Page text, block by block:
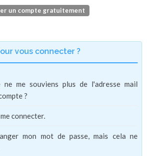
un compte gratuitement
vous connecter ?
me souviens plus de l'adresse mail
?
connecter.
mon mot de passe, mais cela ne